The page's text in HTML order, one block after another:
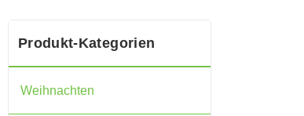
Produkt-Kategorien
Weihnachten